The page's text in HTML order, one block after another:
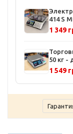
414 S
35x25
1 349
50 кг -
сети и
1 549